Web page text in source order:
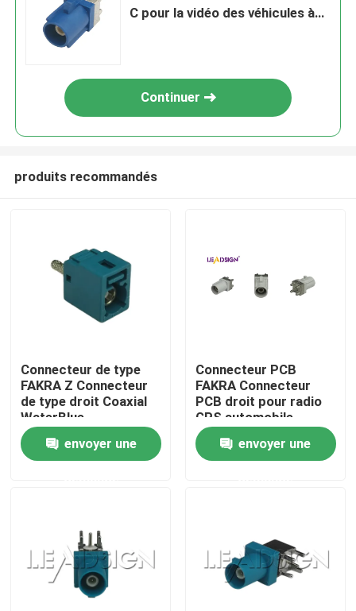
Des produits
Vidéos
Visite de l'usine
C pour la vidéo des véhicules à
Continuer
produits recommandés
Connecteur de type
FAKRA Z Connecteur
de type droit Coaxial
WaterBlue
envoyer une
Connecteur PCB
FAKRA Connecteur
PCB droit pour radio
GPS automobile
envoyer une